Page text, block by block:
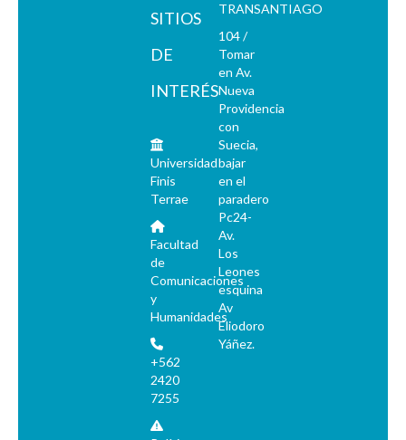
SITIOS
DE
INTERÉS
Universidad
Finis
Terrae
Facultad
de
Comunicaciones
y
Humanidades
+562
2420
7255
TRANSANTIAGO
104 /
Tomar
en Av.
Nueva
Providencia
con
Suecia,
bajar
en el
paradero
Pc24-
Av.
Los
Leones
esquina
Av
Eliodoro
Yáñez.